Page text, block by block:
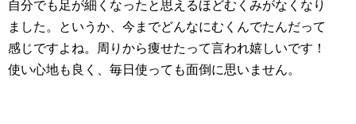
自分でも足が細くなったと思えるほどむくみがなくなり
ました。というか、今までどんなにむくんでたんだって
感じですよね。周りから痩せたって言われ嬉しいです！
使い心地も良く、毎日使っても面倒に思いません。